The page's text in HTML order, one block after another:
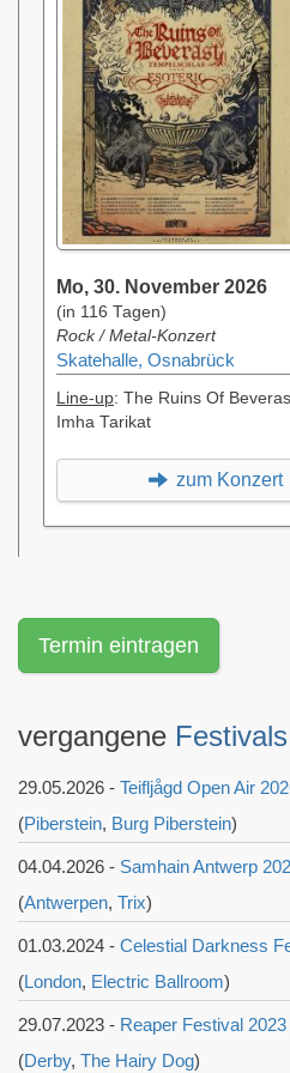
Mo, 30. November 2026
(in 116 Tagen)
Rock / Metal-Konzert
Skatehalle, Osnabrück
Line-up: The Ruins Of
Imha Tarikat
zum Konzert
Termin eintragen
vergangene Festivals
29.05.2026 - Teifljågd Open Air
(Piberstein, Burg Piberstein)
04.04.2026 - Samhain Antwerp
(Antwerpen, Trix)
01.03.2024 - Celestial Darkness
(London, Electric Ballroom)
29.07.2023 - Reaper Festival 2023
(Derby, The Hairy Dog)